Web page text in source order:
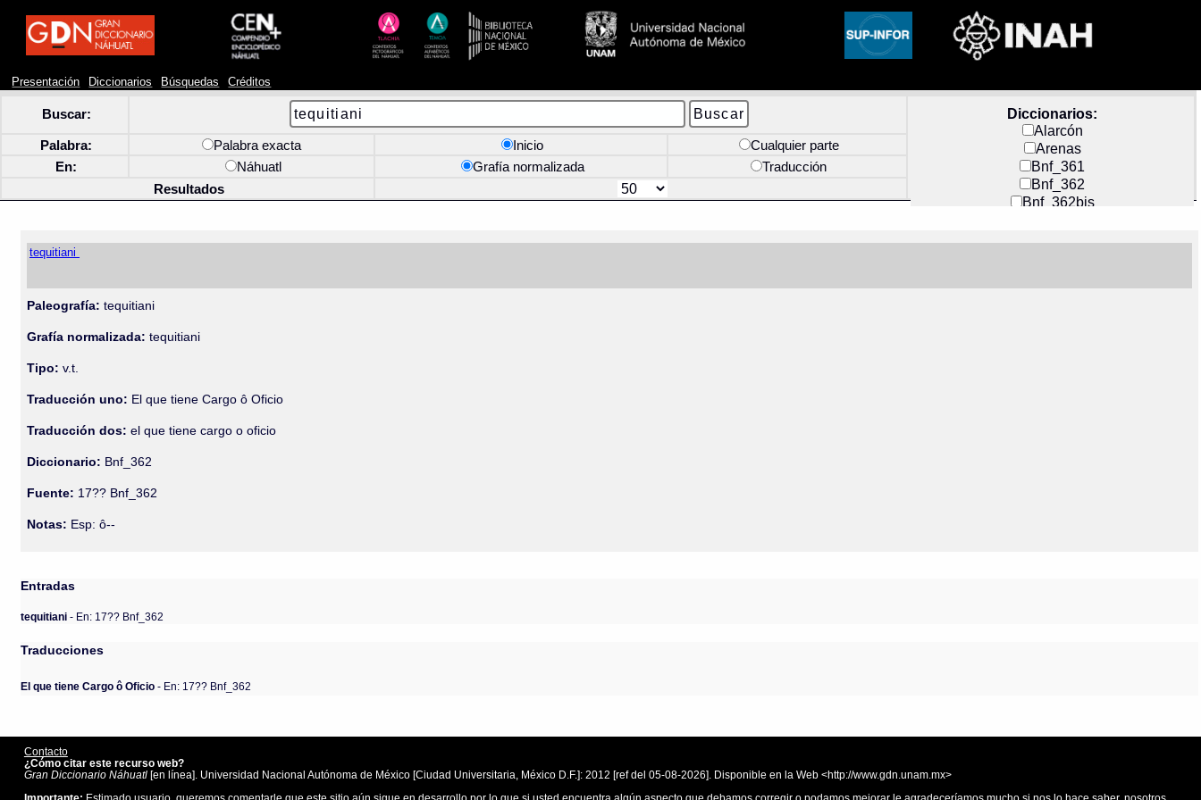
Presentación Diccionarios Búsquedas Créditos
Buscar:
Diccionarios:
Alarcón
Arenas
Bnf_361
Bnf_362
Bnf_362bis
Docs_México
Palabra: Palabra exacta Inicio
Cualquier parte
En:
Náhuatl Grafía normalizada
Traducción
Resultados
tequitiani
Paleografía: tequitiani
Grafía normalizada: tequitiani
Tipo: v.t.
Traducción uno: El que tiene Cargo ô Oficio
Traducción dos: el que tiene cargo o oficio
Diccionario: Bnf_362
Fuente: 17?? Bnf_362
Notas: Esp: ô--
Entradas
tequitiani- En: 17?? Bnf_362
Traducciones
El que tiene Cargo ô Oficio - En: 17?? Bnf_362
Contacto
¿Cómo citar este recurso web?
Gran Diccionario Náhuatl[en línea]. Universidad Nacional Autónoma de México [Ciudad Universitaria, México D.F.]: 2012 [ref del 05-08-2026]. Disponible en la Web <http://www.gdn.unam.mx>